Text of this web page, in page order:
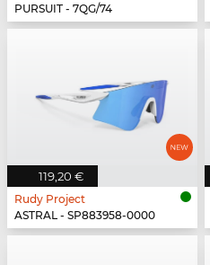
PURSUIT - 7QG/74
119,20 €
Rudy Project
ASTRAL - SP883958-0000